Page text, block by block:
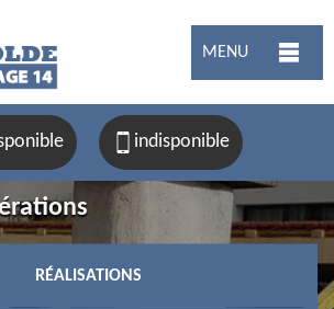
MENU
indisponible
RÉALISATIONS